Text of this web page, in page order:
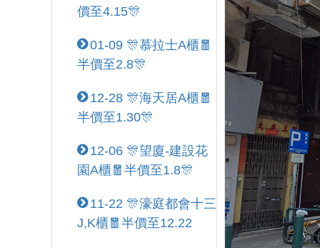
價至4.15🎊
01-09 🎊慕拉士A櫃🧧
半價至2.8🎊
12-28 🎊海天居A櫃🧧
半價至1.30🎊
12-06 🎊望廈-建設花
園A櫃🧧半價至1.8🎊
11-22 🎊濠庭都會十三
J,K櫃🧧半價至12.22